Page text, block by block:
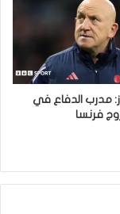
مدرب الدفاع في
فرنسا